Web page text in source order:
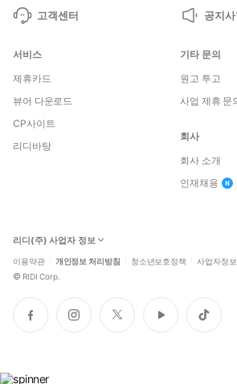
고객센터 공지
서비스
제휴카드
뷰어 다운로드
CP사이트
리디바탕
기타 문의
원고 투고
사업 제휴 문
회사
회사 소개
인재채용
리디(주) 사업자 정보
이용약관 개인정보 처리방침 청소년보호정책 사업자정
© RIDI Corp.
페
이
인
스
트
위
유
튜
틱
톡